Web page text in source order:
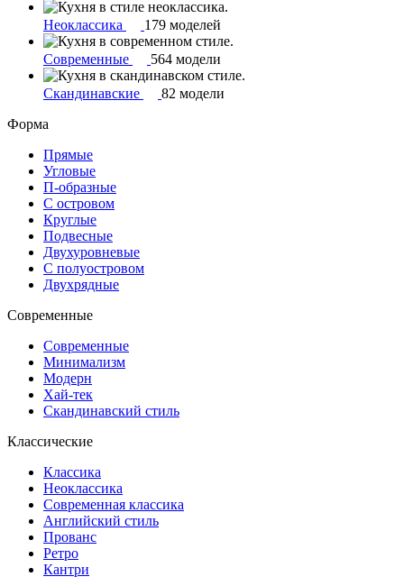
Неоклассика 179 моделей
Современные 564 модели
Скандинавские
82 модели
Форма
Прямые
Угловые
П-образные
С островом
Круглые
Подвесные
Двухуровневые
С полуостровом
Двухрядные
Современные
Современные
Минимализм
Модерн
Хай-тек
Скандинавский стиль
Классические
Классика
Неоклассика
Современная классика
Английский стиль
Прованс
Ретро
Кантри